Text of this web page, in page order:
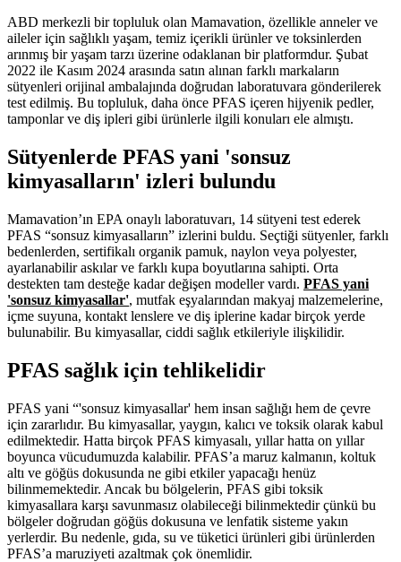
ABD merkezli bir topluluk olan Mamavation, özellikle anneler ve
aileler için sağlıklı yaşam, temiz içerikli ürünler ve toksinlerden
arınmış bir yaşam tarzı üzerine odaklanan bir platformdur. Şubat
2022 ile Kasım 2024 arasında satın alınan farklı markaların
sütyenleri orijinal ambalajında doğrudan laboratuvara gönderilerek
test edilmiş. Bu topluluk, daha önce PFAS içeren hijyenik pedler,
tamponlar ve diş ipleri gibi ürünlerle ilgili konuları ele almıştı.
Sütyenlerde PFAS yani 'sonsuz
kimyasalların' izleri bulundu
Mamavation’ın EPA onaylı laboratuvarı, 14 sütyeni test ederek
PFAS “sonsuz kimyasalların” izlerini buldu. Seçtiği sütyenler, farklı
bedenlerden, sertifikalı organik pamuk, naylon veya polyester,
ayarlanabilir askılar ve farklı kupa boyutlarına sahipti. Orta
destekten tam desteğe kadar değişen modeller vardı. PFAS yani
'sonsuz kimyasallar', mutfak eşyalarından makyaj malzemelerine,
içme suyuna, kontakt lenslere ve diş iplerine kadar birçok yerde
bulunabilir. Bu kimyasallar, ciddi sağlık etkileriyle ilişkilidir.
PFAS sağlık için tehlikelidir
PFAS yani “'sonsuz kimyasallar' hem insan sağlığı hem de çevre
için zararlıdır. Bu kimyasallar, yaygın, kalıcı ve toksik olarak kabul
edilmektedir. Hatta birçok PFAS kimyasalı, yıllar hatta on yıllar
boyunca vücudumuzda kalabilir. PFAS’a maruz kalmanın, koltuk
altı ve göğüs dokusunda ne gibi etkiler yapacağı henüz
bilinmemektedir. Ancak bu bölgelerin, PFAS gibi toksik
kimyasallara karşı savunmasız olabileceği bilinmektedir çünkü bu
bölgeler doğrudan göğüs dokusuna ve lenfatik sisteme yakın
yerlerdir. Bu nedenle, gıda, su ve tüketici ürünleri gibi ürünlerden
PFAS’a maruziyeti azaltmak çok önemlidir.